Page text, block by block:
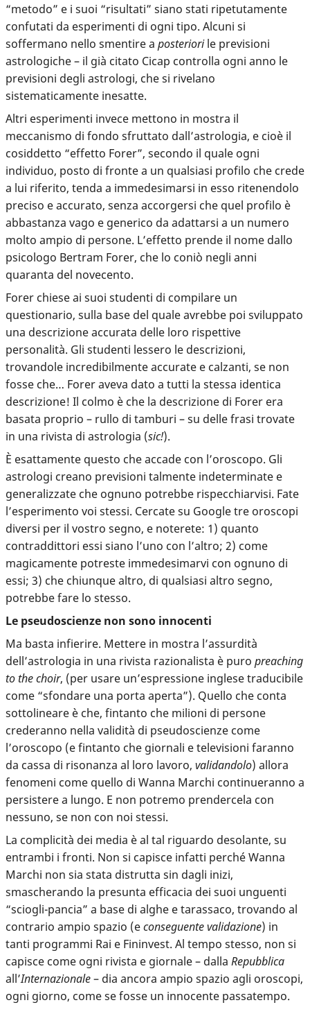
“metodo” e i suoi “risultati” siano stati ripetutamente
confutati da esperimenti di ogni tipo. Alcuni si
soffermano nello smentire a posteriorile previsioni
astrologiche – il già citato Cicap controlla ogni anno le
previsioni degli astrologi, che si rivelano
sistematicamente inesatte.
Altri esperimenti invece mettono in mostra il
meccanismo di fondo sfruttato dall’astrologia, e cioè il
cosiddetto “effetto Forer”, secondo il quale ogni
individuo, posto di fronte a un qualsiasi profilo che crede
a lui riferito, tenda a immedesimarsi in esso ritenendolo
preciso e accurato, senza accorgersi che quel profilo è
abbastanza vago e generico da adattarsi a un numero
molto ampio di persone. L’effetto prende il nome dallo
psicologo Bertram Forer, che lo coniò negli anni
quaranta del novecento.
Forer chiese ai suoi studenti di compilare un
questionario, sulla base del quale avrebbe poi sviluppato
una descrizione accurata delle loro rispettive
personalità. Gli studenti lessero le descrizioni,
trovandole incredibilmente accurate e calzanti, se non
fosse che… Forer aveva dato a tutti la stessa identica
descrizione! Il colmo è che la descrizione di Forer era
basata proprio – rullo di tamburi – su delle frasi trovate
in una rivista di astrologia (sic!).
È esattamente questo che accade con l’oroscopo. Gli
astrologi creano previsioni talmente indeterminate e
generalizzate che ognuno potrebbe rispecchiarvisi. Fate
l’esperimento voi stessi. Cercate su Google tre oroscopi
diversi per il vostro segno, e noterete: 1) quanto
contraddittori essi siano l’uno con l’altro; 2) come
magicamente potreste immedesimarvi con ognuno di
essi; 3) che chiunque altro, di qualsiasi altro segno,
potrebbe fare lo stesso.
Le pseudoscienze non sono innocenti
Ma basta infierire. Mettere in mostra l’assurdità
dell’astrologia in una rivista razionalista è puro preaching
to the choir, (per usare un’espressione inglese traducibile
come “sfondare una porta aperta”). Quello che conta
sottolineare è che, fintanto che milioni di persone
crederanno nella validità di pseudoscienze come
l’oroscopo (e fintanto che giornali e televisioni faranno
da cassa di risonanza al loro lavoro, validandolo) allora
fenomeni come quello di Wanna Marchi continueranno a
persistere a lungo. E non potremo prendercela con
nessuno, se non con noi stessi.
La complicità dei media è al tal riguardo desolante, su
entrambi i fronti. Non si capisce infatti perché Wanna
Marchi non sia stata distrutta sin dagli inizi,
smascherando la presunta efficacia dei suoi unguenti
“sciogli-pancia” a base di alghe e tarassaco, trovando al
contrario ampio spazio (econseguente validazione) in
tanti programmi Rai e Fininvest. Al tempo stesso, non si
capisce come ogni rivista e giornale – dalla Repubblica
all’Internazionale– dia ancora ampio spazio agli oroscopi,
ogni giorno, come se fosse un innocente passatempo.